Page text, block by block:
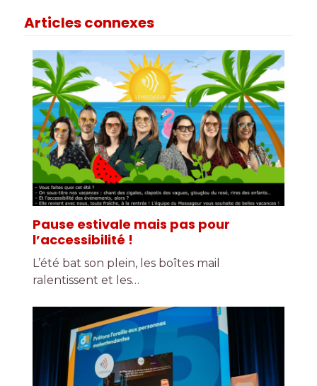
Articles connexes
Pause estivale mais pas pour
l’accessibilité !
L’été bat son plein, les boîtes mail
ralentissent et les…